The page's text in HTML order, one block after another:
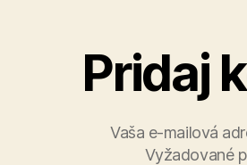
Pridaj
Vaša e-mailová
Vyžadované